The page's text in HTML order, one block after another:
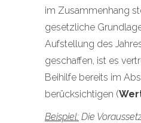
im Zusammenhang
gesetzliche
Aufstellung des
geschaffen, ist es
Beihilfe bereits im
berücksichtigen (
Beispiel: Die